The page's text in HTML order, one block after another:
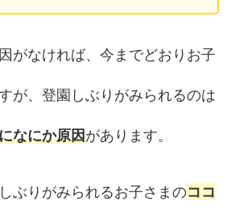
がなければ、今までどおりお子
が、登園しぶりがみられるのは
なにか原因があります。
ぶりがみられるお子さまのココ